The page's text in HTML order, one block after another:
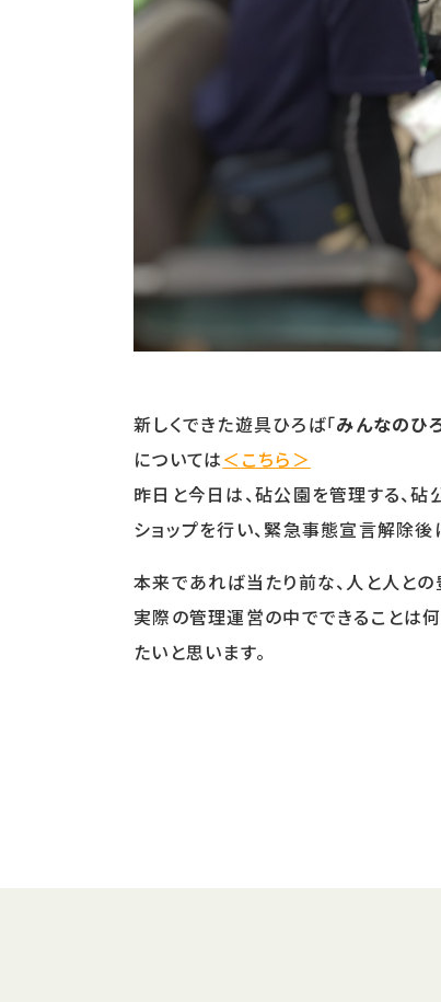
新しくできた遊具ひろば「みんなのひ
については＜こちら＞
昨日と今日は、砧公園を管理する、
ショップを行い、緊急事態宣言解除
本来であれば当たり前な、人と人と
実際の管理運営の中でできることは
たいと思います。